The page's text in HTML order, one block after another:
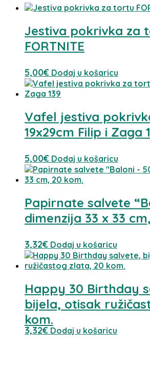
Jestiva pokrivka za
FORTNITE
5,00€ Dodaj u košaricu
Vafel jestiva
19x29cm Filip i Zaga
5,00€ Dodaj u košaricu
Papirnate salvete
dimenzija 33 x 33
3,32€ Dodaj u košaricu
Happy 30 Birthday
bijela, otisak
kom.
3,32€ Dodaj u košaricu